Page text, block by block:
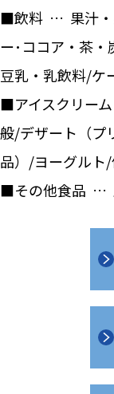
■飲料 … 果汁・
ー･ココア・茶・
豆乳・乳飲料/ケ
■アイスクリー
般/デザート（プ
品）/ヨーグルト
■その他食品 …